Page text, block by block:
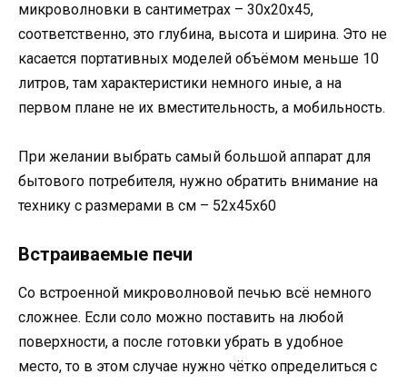
микроволновки в сантиметрах – 30х20х45,
соответственно, это глубина, высота и ширина. Это не
касается портативных моделей объёмом меньше 10
литров, там характеристики немного иные, а на
первом плане не их вместительность, а мобильность.
При желании выбрать самый большой аппарат для
бытового потребителя, нужно обратить внимание на
технику с размерами в см – 52х45х60
Встраиваемые печи
Со встроенной микроволновой печью всё немного
сложнее. Если соло можно поставить на любой
поверхности, а после готовки убрать в удобное
место, то в этом случае нужно чётко определиться с